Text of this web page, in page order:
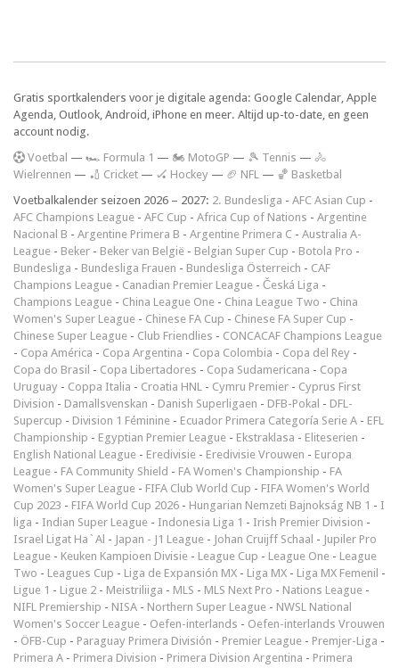
Gratis sportkalenders voor je digitale agenda: Google Calendar, Apple
Agenda, Outlook, Android, iPhone en meer. Altijd up-to-date, en geen
account nodig.
Voetbal — 🏎️ Formula 1 — 🏍 MotoGP — 🎾 Tennis — 🚴
Wielrennen — 🏏 Cricket — 🏑 Hockey — 🏈 NFL — 🏀 Basketbal
Voetbalkalender seizoen 2026 – 2027: 2. Bundesliga - AFC Asian Cup -
AFC Champions League - AFC Cup - Africa Cup of Nations - Argentine
Nacional B - Argentine Primera B - Argentine Primera C - Australia A-
League - Beker - Beker van België - Belgian Super Cup - Botola Pro -
Bundesliga - Bundesliga Frauen - Bundesliga Österreich - CAF
Champions League - Canadian Premier League - Česká Liga -
Champions League - China League One - China League Two - China
Women's Super League - Chinese FA Cup - Chinese FA Super Cup -
Chinese Super League - Club Friendlies - CONCACAF Champions League
- Copa América - Copa Argentina - Copa Colombia - Copa del Rey -
Copa do Brasil - Copa Libertadores - Copa Sudamericana - Copa
Uruguay - Coppa Italia - Croatia HNL - Cymru Premier - Cyprus First
Division - Damallsvenskan - Danish Superligaen - DFB-Pokal - DFL-
Supercup - Division 1 Féminine - Ecuador Primera Categoría Serie A - EFL
Championship - Egyptian Premier League - Ekstraklasa - Eliteserien -
English National League - Eredivisie - Eredivisie Vrouwen - Europa
League - FA Community Shield - FA Women's Championship - FA
Women's Super League - FIFA Club World Cup - FIFA Women's World
Cup 2023 - FIFA World Cup 2026 - Hungarian Nemzeti Bajnokság NB 1 - I
liga - Indian Super League - Indonesia Liga 1 - Irish Premier Division -
Israel Ligat Ha`Al - Japan - J1 League - Johan Cruijff Schaal - Jupiler Pro
League - Keuken Kampioen Divisie - League Cup - League One - League
Two - Leagues Cup - Liga de Expansión MX - Liga MX - Liga MX Femenil -
Ligue 1 - Ligue 2 - Meistriliiga - MLS - MLS Next Pro - Nations League -
NIFL Premiership - NISA - Northern Super League - NWSL National
Women's Soccer League - Oefen-interlands - Oefen-interlands Vrouwen
- ÖFB-Cup - Paraguay Primera División - Premier League - Premjer-Liga -
Primera A - Primera Division - Primera Division Argentina - Primera